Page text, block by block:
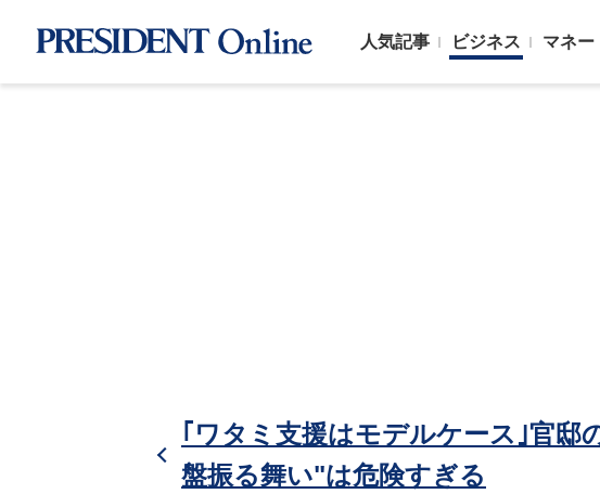
人気記事 ビジネス マネー
｢ワタミ支援はモデルケース｣官邸
盤振る舞い"は危険すぎる